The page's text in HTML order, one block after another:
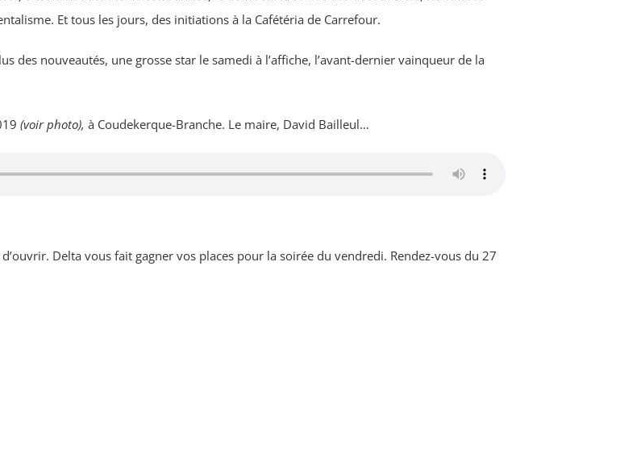
Et tous les jours, des initiations à la Cafétéria de Carrefour.
des nouveautés, une grosse star le samedi à l’affiche, l’avant-dernier vainqueur de la
(voir photo), à Coudekerque-Branche. Le maire, David Bailleul…
Delta vous fait gagner vos places pour la soirée du vendredi. Rendez-vous du 27